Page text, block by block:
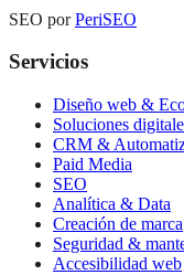
SEO por PeriSEO
Servicios
Diseño web &
Soluciones
CRM &
Paid Media
SEO
Analítica & Data
Creación de marca
Seguridad &
Accesibilidad web